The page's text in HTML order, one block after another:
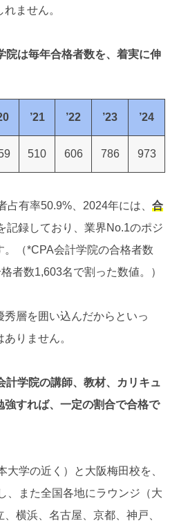
ません。
院は毎年合格者数を、着実に伸
’21 ’22 ’23 ’24
510 606 786 973
占有率50.9%、2024年には、 合
記録しており、業界No.1のポジ
。（*CPA会計学院の合格者数
者数1,603名で割った数値。）
秀層を囲い込んだからといっ
りません。
計学院の講師、教材、カリキュ
強すれば、一定の割合で合格で
大学の近く）と大阪梅田校を、
、また全国各地にラウンジ（大
横浜、名古屋、京都、神戸、